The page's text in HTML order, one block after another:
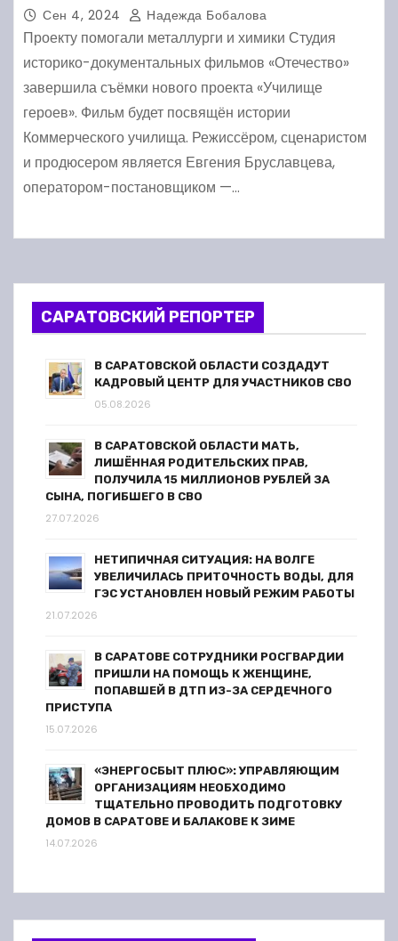
Сен 4, 2024 Надежда Бобалова
Проекту помогали металлурги и химики Студия
историко-документальных фильмов «Отечество»
завершила съёмки нового проекта «Училище
героев». Фильм будет посвящён истории
Коммерческого училища. Режиссёром, сценаристом
и продюсером является Евгения Бруславцева,
оператором-постановщиком —…
САРАТОВСКИЙ РЕПОРТЕР
В САРАТОВСКОЙ ОБЛАСТИ СОЗДАДУТ
КАДРОВЫЙ ЦЕНТР ДЛЯ УЧАСТНИКОВ СВО
05.08.2026
В САРАТОВСКОЙ ОБЛАСТИ МАТЬ,
ЛИШЁННАЯ РОДИТЕЛЬСКИХ ПРАВ,
ПОЛУЧИЛА 15 МИЛЛИОНОВ РУБЛЕЙ ЗА
СЫНА, ПОГИБШЕГО В СВО
27.07.2026
НЕТИПИЧНАЯ СИТУАЦИЯ: НА ВОЛГЕ
УВЕЛИЧИЛАСЬ ПРИТОЧНОСТЬ ВОДЫ, ДЛЯ
ГЭС УСТАНОВЛЕН НОВЫЙ РЕЖИМ РАБОТЫ
21.07.2026
В САРАТОВЕ СОТРУДНИКИ РОСГВАРДИИ
ПРИШЛИ НА ПОМОЩЬ К ЖЕНЩИНЕ,
ПОПАВШЕЙ В ДТП ИЗ-ЗА СЕРДЕЧНОГО
ПРИСТУПА
15.07.2026
«ЭНЕРГОСБЫТ ПЛЮС»: УПРАВЛЯЮЩИМ
ОРГАНИЗАЦИЯМ НЕОБХОДИМО
ТЩАТЕЛЬНО ПРОВОДИТЬ ПОДГОТОВКУ
ДОМОВ В САРАТОВЕ И БАЛАКОВЕ К ЗИМЕ
14.07.2026